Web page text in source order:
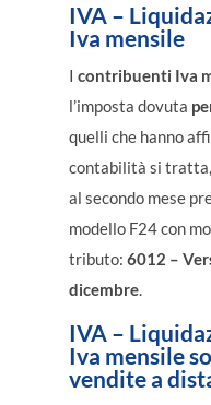
IVA –
Iva mensile
I contribuenti Iva
l’imposta dovuta
quelli che hanno
contabilità si
al secondo mese
modello F24 con
tributo: 6012 –
dicembre.
IVA –
Iva mensile
vendite a